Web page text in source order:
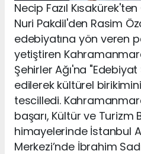
Necip Fazıl
Nuri Pakdil'den Rasim
edebiyatına yön veren
yetiştiren
Şehirler Ağı'na
edilerek kültürel
tescilledi.
başarı, Kültür ve Turizm
himayelerinde İstanbul
Merkezi’nde İbrahim